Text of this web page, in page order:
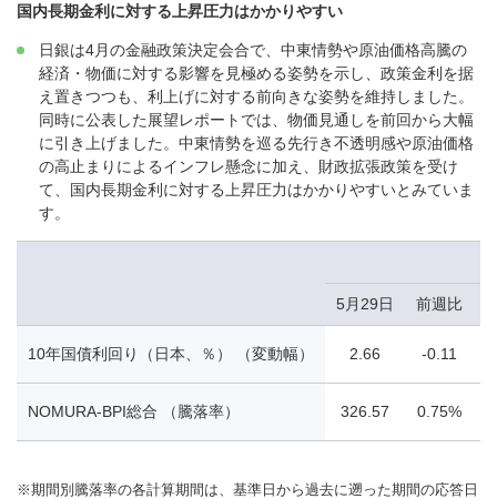
国内長期金利に対する上昇圧力はかかりやすい
日銀は4月の金融政策決定会合で、中東情勢や原油価格高騰の
経済・物価に対する影響を見極める姿勢を示し、政策金利を据
え置きつつも、利上げに対する前向きな姿勢を維持しました。
同時に公表した展望レポートでは、物価見通しを前回から大幅
に引き上げました。中東情勢を巡る先行き不透明感や原油価格
の高止まりによるインフレ懸念に加え、財政拡張政策を受け
て、国内長期金利に対する上昇圧力はかかりやすいとみていま
す。
5月29日 前週比
10年国債利回り（日本、％） （変動幅） 2.66 -0.11
NOMURA-BPI総合 （騰落率） 326.57 0.75%
※期間別騰落率の各計算期間は、基準日から過去に遡った期間の応答日